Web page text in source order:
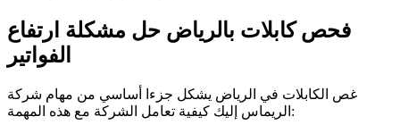
فحص كابلات بالرياض حل مشكلة ارتفاع
الفواتير
غص الكابلات في الرياض يشكل جزءا أساسي من مهام شركة
الريماس إليك كيفية تعامل الشركة مع هذه المهمة: